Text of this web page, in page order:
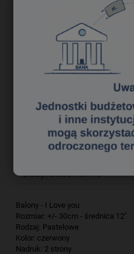
Kod produktu:
ba 1945217
Bezpieczeństwo
Balony - I Love you
Rozmiar: +/- 30cm - średnica 12"
Rodzaj: Pastelowe
Kolor: czerwony
Nadruk: 2 strony